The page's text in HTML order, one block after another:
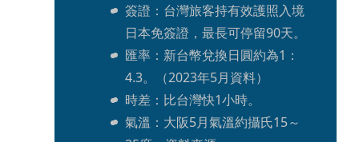
簽證：台灣旅客持有效護照入境
日本免簽證，最長可停留90天。
匯率：新台幣兌換日圓約為1：
4.3。（2023年5月資料）
時差：比台灣快1小時。
氣溫：大阪5月氣溫約攝氏15～